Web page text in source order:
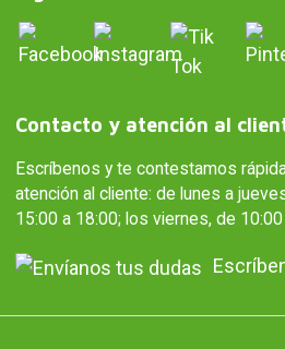
Contacto y atención al
Escríbenos y te contestamos
atención al cliente: de lunes a
15:00 a 18:00; los viernes, de